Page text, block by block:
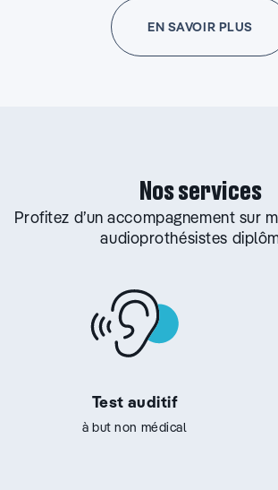
EN SAVOIR PLUS
Nos services
Profitez d’un accompagnement sur
audioprothésistes
Test auditif
à but non médical